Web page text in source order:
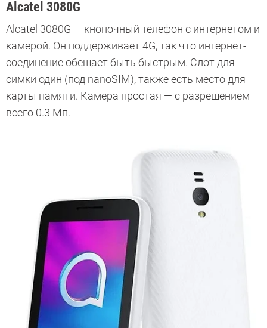
Alcatel 3080G
Alcatel 3080G — кнопочный телефон с интернетом и
камерой. Он поддерживает 4G, так что интернет-
соединение обещает быть быстрым. Слот для
симки один (под nanoSIM), также есть место для
карты памяти. Камера простая — с разрешением
всего 0.3 Мп.